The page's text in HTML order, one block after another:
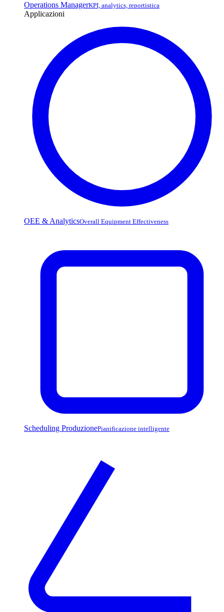
Operations ManagerKPI, analytics, reportistica
Applicazioni
OEE & AnalyticsOverall Equipment Effectiveness
Scheduling ProduzionePianificazione intelligente